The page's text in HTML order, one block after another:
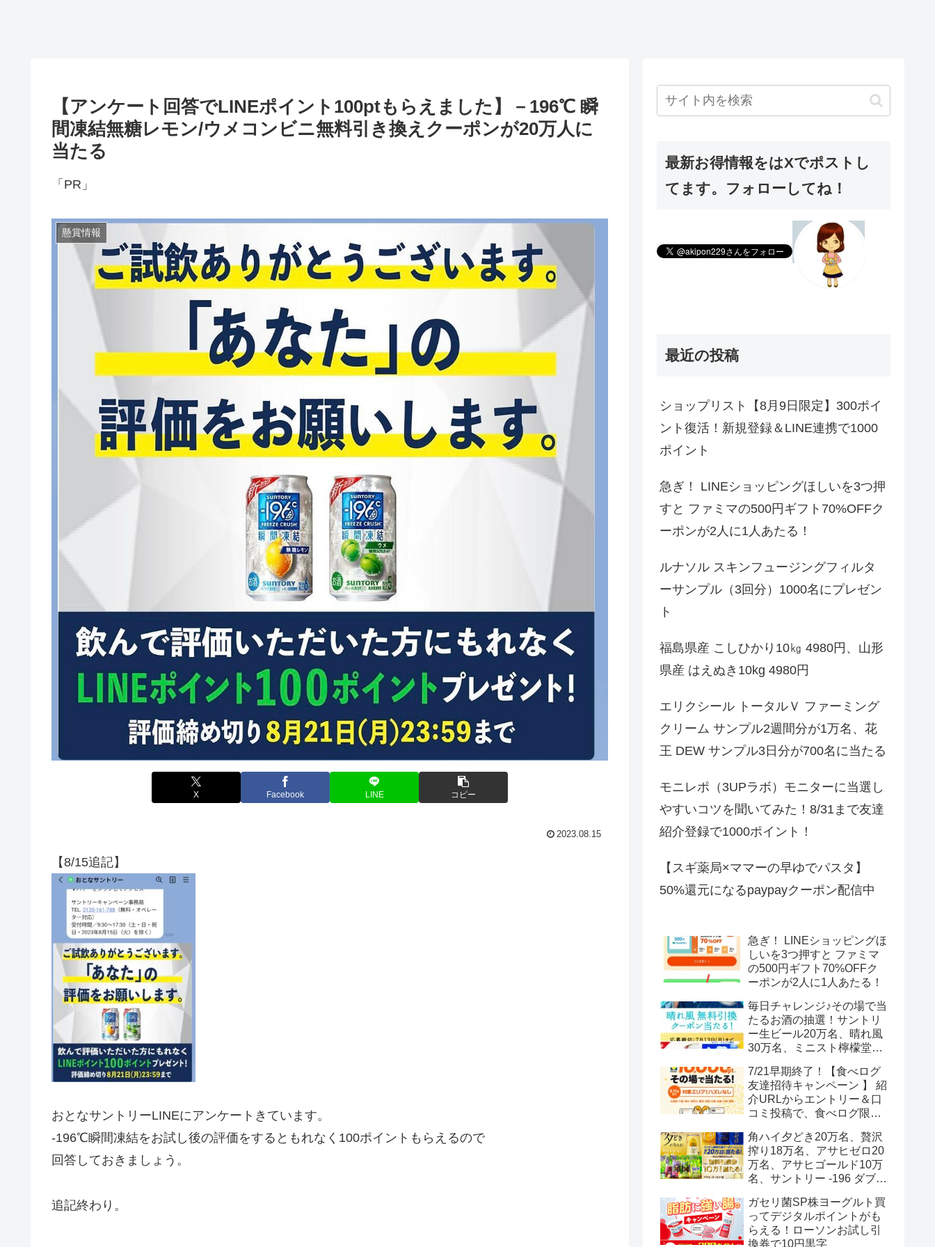
【アンケート回答でLINEポイント100ptもらえました】－196℃ 瞬
間凍結無糖レモン/ウメコンビニ無料引き換えクーポンが20万人に
当たる
「PR」
懸賞情報
X Facebook LINE コピー
2023.08.15
【8/15追記】
おとなサントリーLINEにアンケートきています。
-196℃瞬間凍結をお試し後の評価をするともれなく100ポイントもらえるので
回答しておきましょう。
追記終わり。
最新お得情報をはXでポストし
てます。フォローしてね！
最近の投稿
ショップリスト【8月9日限定】300ポイ
ント復活！新規登録＆LINE連携で1000
ポイント
急ぎ！ LINEショッピングほしいを3つ押
すと ファミマの500円ギフト70%OFFク
ーポンが2人に1人あたる！
ルナソル スキンフュージングフィルタ
ーサンプル（3回分）1000名にプレゼン
ト
福島県産 こしひかり10㎏ 4980円、山形
県産 はえぬき10kg 4980円
エリクシール トータルＶ ファーミング
クリーム サンプル2週間分が1万名、花
王 DEW サンプル3日分が700名に当たる
モニレポ（3UPラボ）モニターに当選し
やすいコツを聞いてみた！8/31まで友達
紹介登録で1000ポイント！
【スギ薬局×ママーの早ゆでパスタ】
50%還元になるpaypayクーポン配信中
急ぎ！ LINEショッピングほ
しいを3つ押すと ファミマ
の500円ギフト70%OFFク
ーポンが2人に1人あたる！
毎日チャレンジ♪その場で当
たるお酒の抽選！サントリ
ー生ビール20万名、晴れ風
30万名、ミニスト檸檬堂2
ボール12.3万名
7/21早期終了！【食べログ
友達招待キャンペーン 】 紹
介URLからエントリー＆口
コミ投稿で、食べログ限定
トがもらえる
角ハイ夕どき20万名、贅沢
搾り18万名、アサヒゼロ20
万名、アサヒゴールド10万
名、サントリー -196 ダブル
ガセリ菌SP株ヨーグルト買
ってデジタルポイントがも
らえる！ローソンお試し引
換券で10円黒字